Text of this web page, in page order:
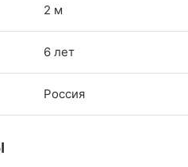
2 м
6 лет
Россия